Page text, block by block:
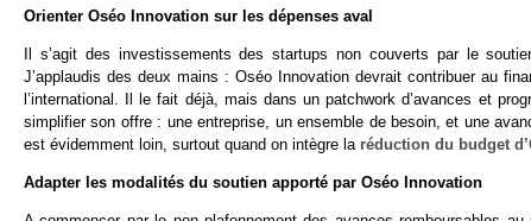
Orienter Oséo Innovation sur les dépenses aval
Il s’agit des investissements des startups non couverts par le
J’applaudis des deux mains : Oséo Innovation devrait contribuer au
l’international. Il le fait déjà, mais dans un patchwork d’avances et
simplifier son offre : une entreprise, un ensemble de besoin, et une
est évidemment loin, surtout quand on intègre la réduction du budget
Adapter les modalités du soutien apporté par Oséo Innovation